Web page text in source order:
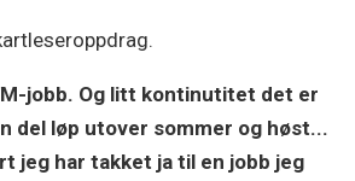
jobb. Og litt kontinutitet det er
del løp utover sommer og høst...
jeg har takket ja til en jobb jeg